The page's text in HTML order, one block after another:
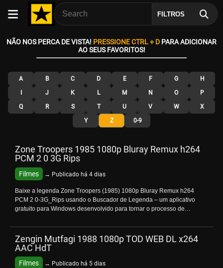
FILTROS
NÃO NOS PERCA DE VISTA! PRESSIONE CTRL + D PARA ADICIONAR
AO SEUS FAVORITOS!
A B C D E F G
H
J K L M N O
P
Q
R S T U V W
X
Y
Z 0-9
Zone Troopers 1985 1080p Bluray Remux h264
PCM 2 0 3G Rips
Filmes → Publicado há 4 dias
Baixe a legenda Zone Troopers (1985) 1080p Bluray Remux h264
PCM 2 0-3G_Rips usando o Buscador de Legenda – um aplicativo
gratuito para Windows desenvolvido para tornar o processo de…
Zengin Mutfagi 1988 1080p TOD WEB DL x264
AAC HdT
Filmes → Publicado há 5 dias